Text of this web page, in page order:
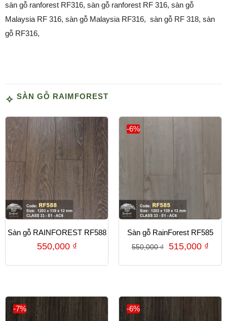
sàn gỗ ranforest RF316, sàn gỗ ranforest RF 316, sàn gỗ
Malaysia RF 316, sàn gỗ Malaysia RF316, sàn gỗ RF 318, sàn
gỗ RF316,
SÀN GỖ RAIMFOREST
Sàn gỗ RAINFOREST RF588
550,000 ₫
-6%
Sàn gỗ RainForest RF585
550,000₫ 515,000 ₫
-7% -6%